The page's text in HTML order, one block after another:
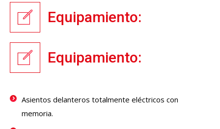
Equipamiento:
Equipamiento:
Asientos delanteros totalmente eléctricos con
memoria.